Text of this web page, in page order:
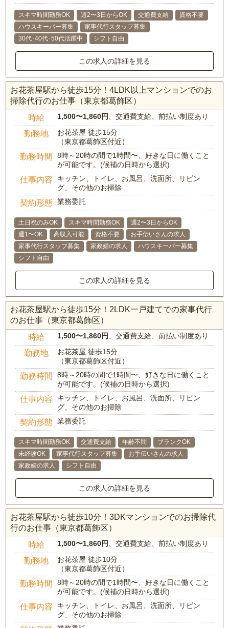
スキマ時間勤務OK 週2〜3日からOK 交通費支給
資格不要
ハウスキーパー募集
家事代行スタッフ募集
30代･40代･50代活躍中
シフト自由
この求人の詳細を見る
お花茶屋駅から徒歩15分！4LDK以上マンションでのお
掃除代行のお仕事（東京都葛飾区）
時給 1,500〜1,860円 、交通費支給、前払い制度あり
勤務地
お花茶屋 徒歩15分
（東京都葛飾区付近）
勤務時間
8時～20時の間で1時間〜、好きな日に働くこと
が可能です。(候補の日時から選択)
仕事内容
キッチン、トイレ、お風呂、洗面所、リビン
グ、その他のお掃除
契約形態 業務委託
土日祝のみOK スキマ時間勤務OK
週2〜3日からOK
週1〜OK
高収入可能 資格不要
お手伝いさんの求人
家事代行スタッフ募集
家政婦の求人
ハウスキーパー募集
シフト自由
この求人の詳細を見る
お花茶屋駅から徒歩15分！2LDK一戸建てでの家事代行
のお仕事（東京都葛飾区）
時給 1,500〜1,860円 、交通費支給、前払い制度あり
勤務地
お花茶屋 徒歩15分
（東京都葛飾区付近）
勤務時間
8時～20時の間で1時間〜、好きな日に働くこと
が可能です。(候補の日時から選択)
仕事内容
キッチン、トイレ、お風呂、洗面所、リビン
グ、その他のお掃除
契約形態 業務委託
スキマ時間勤務OK 交通費支給 年齢不問
ブランクOK
未経験OK
家事代行スタッフ募集
お手伝いさんの求人
家政婦の求人
シフト自由
この求人の詳細を見る
お花茶屋駅から徒歩10分！3DKマンションでのお掃除代
行のお仕事（東京都葛飾区）
時給 1,500〜1,860円 、交通費支給、前払い制度あり
勤務地
お花茶屋 徒歩10分
（東京都葛飾区付近）
勤務時間
8時～20時の間で1時間〜、好きな日に働くこと
が可能です。(候補の日時から選択)
仕事内容
キッチン、トイレ、お風呂、洗面所、リビン
グ、その他のお掃除